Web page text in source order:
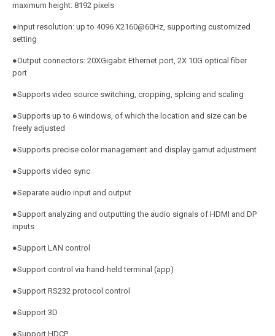
maximum height: 8192 pixels
●Input resolution: up to 4096 X2160@60Hz, supporting customized
setting
●Output connectors: 20XGigabit Ethernet port, 2X 10G optical fiber
port
●Supports video source switching, cropping, splcing and scaling
●Supports up to 6 windows, of which the location and size can be
freely adjusted
●Supports precise color management and display gamut adjustment
●Supports video sync
●Separate audio input and output
●Support analyzing and outputting the audio signals of HDMI and DP
inputs
●Support LAN control
●Support control via hand-held terminal (app)
●Support RS232 protocol control
●Support 3D
●Support HDCP